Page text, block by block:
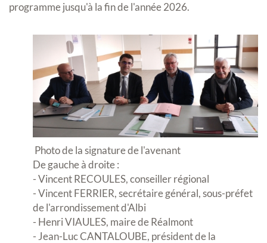
programme jusqu'à la fin de l'année 2026.
Photo de la signature de l'avenant
De gauche à droite :
- Vincent RECOULES, conseiller régional
- Vincent FERRIER, secrétaire général, sous-préfet
de l'arrondissement d'Albi
- Henri VIAULES, maire de Réalmont
- Jean-Luc CANTALOUBE, président de la